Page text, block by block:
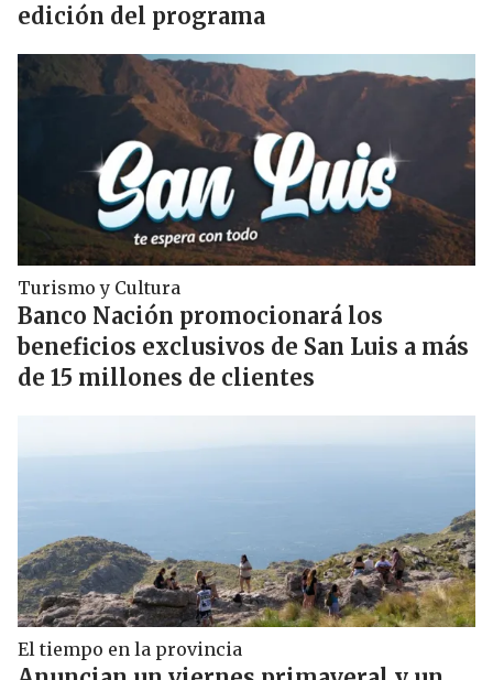
edición del programa
Turismo y Cultura
Banco Nación promocionará los
beneficios exclusivos de San Luis a más
de 15 millones de clientes
El tiempo en la provincia